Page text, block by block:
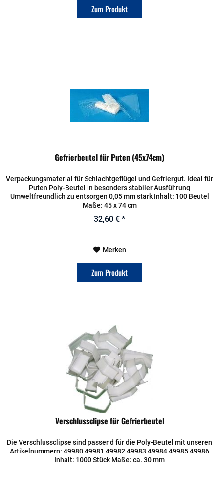
Zum Produkt
Gefrierbeutel für Puten (45x74cm)
Verpackungsmaterial für Schlachtgeflügel und Gefriergut. Ideal für
Puten Poly-Beutel in besonders stabiler Ausführung
Umweltfreundlich zu entsorgen 0,05 mm stark Inhalt: 100 Beutel
Maße: 45 x 74 cm
32,60 € *
Merken
Zum Produkt
Verschlussclipse für Gefrierbeutel
Die Verschlussclipse sind passend für die Poly-Beutel mit unseren
Artikelnummern: 49980 49981 49982 49983 49984 49985 49986
Inhalt: 1000 Stück Maße: ca. 30 mm